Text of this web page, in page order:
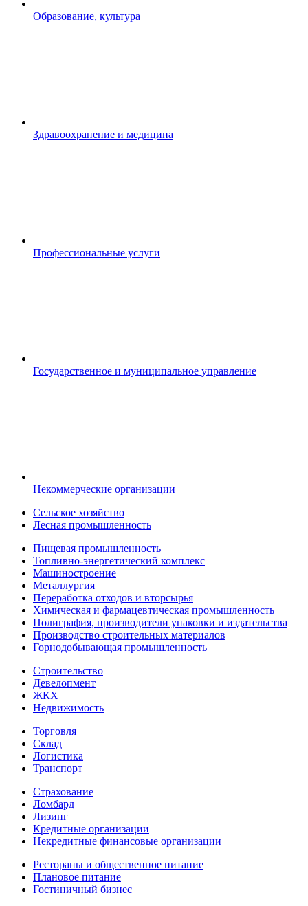
Образование, культура
Здравоохранение и медицина
Профессиональные услуги
Государственное и муниципальное управление
Некоммерческие организации
Сельское хозяйство
Лесная промышленность
Пищевая промышленность
Топливно-энергетический комплекс
Машиностроение
Металлургия
Переработка отходов и вторсырья
Химическая и фармацевтическая промышленность
Полиграфия, производители упаковки и издательства
Производство строительных материалов
Горнодобывающая промышленность
Строительство
Девелопмент
ЖКХ
Недвижимость
Торговля
Склад
Логистика
Транспорт
Страхование
Ломбард
Лизинг
Кредитные организации
Некредитные финансовые организации
Рестораны и общественное питание
Плановое питание
Гостиничный бизнес